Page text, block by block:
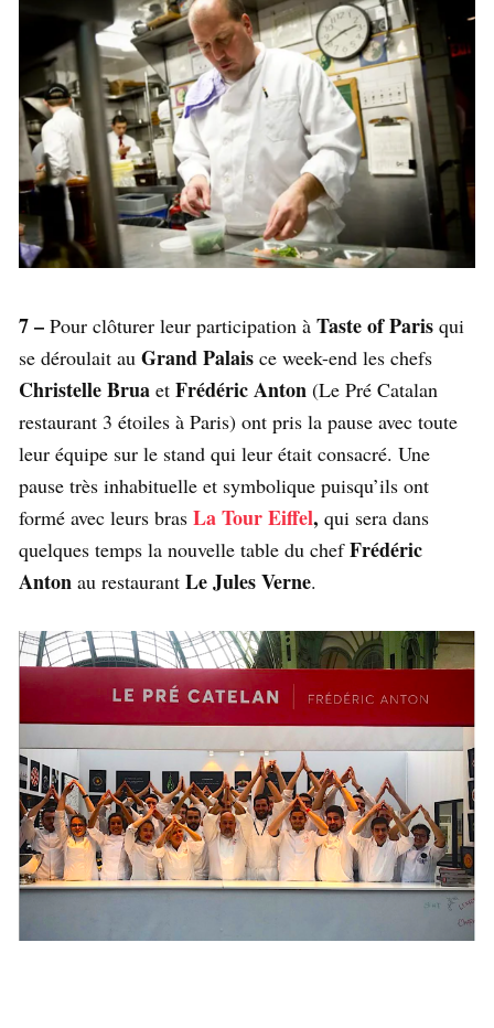
7 – Pour clôturer leur participation à Taste of Paris qui
se déroulait au Grand Palais ce week-end les chefs
Christelle Brua et Frédéric Anton (Le Pré Catalan
restaurant 3 étoiles à Paris) ont pris la pause avec toute
leur équipe sur le stand qui leur était consacré. Une
pause très inhabituelle et symbolique puisqu’ils ont
formé avec leurs bras La Tour Eiffel, qui sera dans
quelques temps la nouvelle table du chefFrédéric
Anton au restaurant Le Jules Verne.